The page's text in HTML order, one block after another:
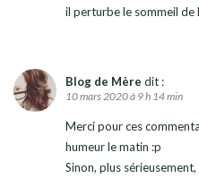
il perturbe le sommeil de
Blog de Mère dit :
10 mars 2020 à 9 h 14 min
Merci pour ces
humeur le matin :p
Sinon, plus